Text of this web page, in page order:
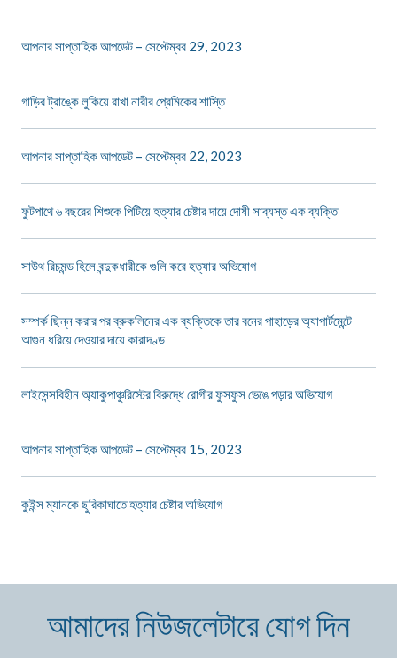
আপনার সাপ্তাহিক আপডেট – সেপ্টেম্বর 29, 2023
গাড়ির ট্রাঙ্কে লুকিয়ে রাখা নারীর প্রেমিকের শাস্তি
আপনার সাপ্তাহিক আপডেট – সেপ্টেম্বর 22, 2023
ফুটপাথে ৬ বছরের শিশুকে পিটিয়ে হত্যার চেষ্টার দায়ে দোষী সাব্যস্ত এক ব্যক্তি
সাউথ রিচমন্ড হিলে বন্দুকধারীকে গুলি করে হত্যার অভিযোগ
সম্পর্ক ছিন্ন করার পর ব্রুকলিনের এক ব্যক্তিকে তার বনের পাহাড়ের অ্যাপার্টমেন্টে
আগুন ধরিয়ে দেওয়ার দায়ে কারাদণ্ড
লাইসেন্সবিহীন অ্যাকুপাঞ্চুরিস্টের বিরুদ্ধে রোগীর ফুসফুস ভেঙে পড়ার অভিযোগ
আপনার সাপ্তাহিক আপডেট – সেপ্টেম্বর 15, 2023
কুইন্স ম্যানকে ছুরিকাঘাতে হত্যার চেষ্টার অভিযোগ
আমাদের নিউজলেটারে যোগ দিন